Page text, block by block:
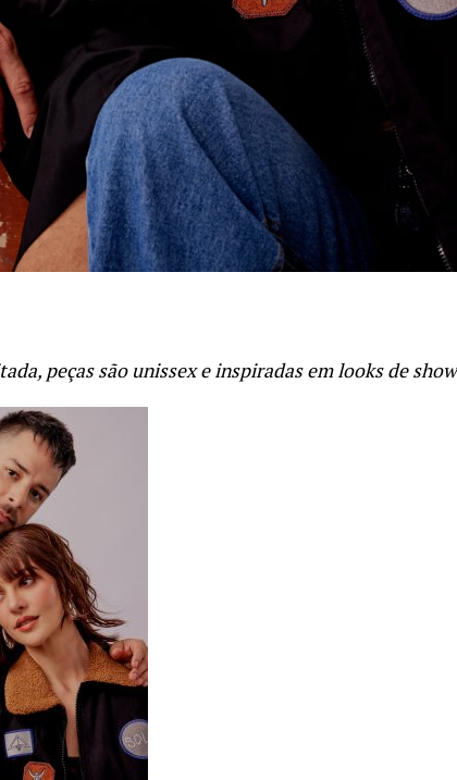
peças são unissex e inspiradas em looks de